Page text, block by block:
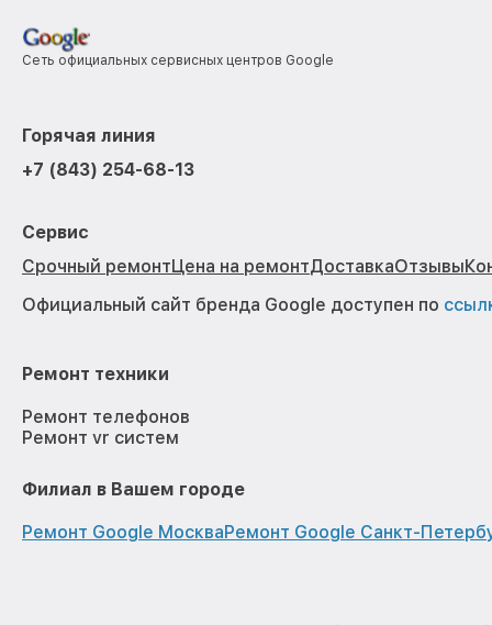
Сеть официальных сервисных центров Google
Горячая линия
+7 (843) 254-68-13
Сервис
Срочный ремонтЦена на ремонтДоставкаОтзывы
Официальный сайт бренда Google доступен по
Ремонт техники
Ремонт телефонов
Ремонт vr систем
Филиал в Вашем городе
Ремонт Google МоскваРемонт Google Санкт-